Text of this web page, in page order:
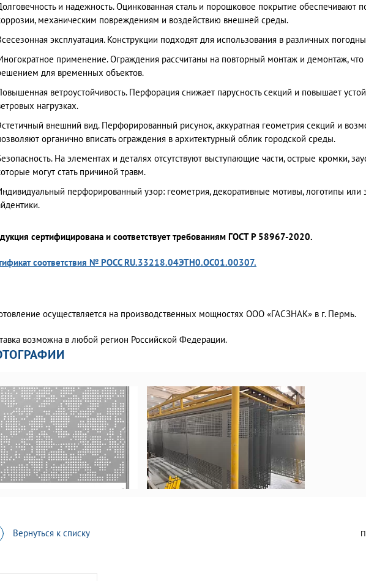
и надежность. Оцинкованная сталь и порошковое покрытие обеспечивают
механическим повреждениям и воздействию внешней среды.
эксплуатация. Конструкции подходят для использования в различных
применение. Ограждения рассчитаны на повторный монтаж и демонтаж,
для временных объектов.
ветроустойчивость. Перфорация снижает парусность секций и повышает
нагрузках.
внешний вид. Перфорированный рисунок, аккуратная геометрия секций и
органично вписать ограждения в архитектурный облик городской среды.
На элементах и деталях отсутствуют выступающие части, острые кромки,
могут стать причиной травм.
перфорированный узор: геометрия, декоративные мотивы, логотипы или
сертифицирована и соответствует требованиям ГОСТ Р 58967-2020.
соответствия № РОСС RU.33218.04ЭТН0.ОС01.00307.
осуществляется на производственных мощностях ООО «ГАСЗНАК» в г. Пермь.
возможна в любой регион Российской Федерации.
Вернуться к списку